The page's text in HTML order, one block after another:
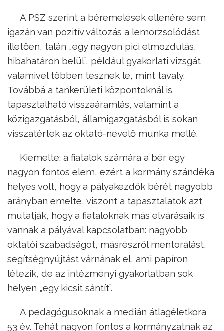
A PSZ szerint a béremelések ellenére sem
igazán van pozitív változás a lemorzsolódást
illetően, talán „egy nagyon pici elmozdulás,
hibahatáron belül”, például gyakorlati vizsgát
valamivel többen tesznek le, mint tavaly.
Továbbá a tankerületi központoknál is
tapasztalható visszaáramlás, valamint a
közigazgatásból, államigazgatásból is sokan
visszatértek az oktató-nevelő munka mellé.
Kiemelte: a fiatalok számára a bér egy
nagyon fontos elem, ezért a kormány szándéka
helyes volt, hogy a pályakezdők bérét nagyobb
arányban emelte, viszont a tapasztalatok azt
mutatják, hogy a fiataloknak más elvárásaik is
vannak a pályával kapcsolatban: nagyobb
oktatói szabadságot, másrészről mentorálást,
segítségnyújtást várnának el, ami papíron
létezik, de az intézményi gyakorlatban sok
helyen „egy kicsit sántít”.
A pedagógusoknak a medián átlagéletkora
53 év. Tehát nagyon fontos a kormányzatnak az